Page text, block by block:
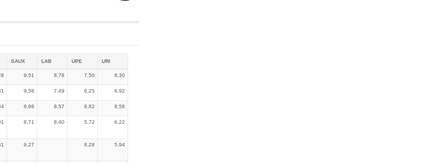
SAUX LAB UPE URI
9,51 8,78 7,50 8,30
9,58 7,49 6,25 6,92
8,98 8,57 8,82 8,58
8,71 8,40 5,72 6,22
9,27 8,28 5,94